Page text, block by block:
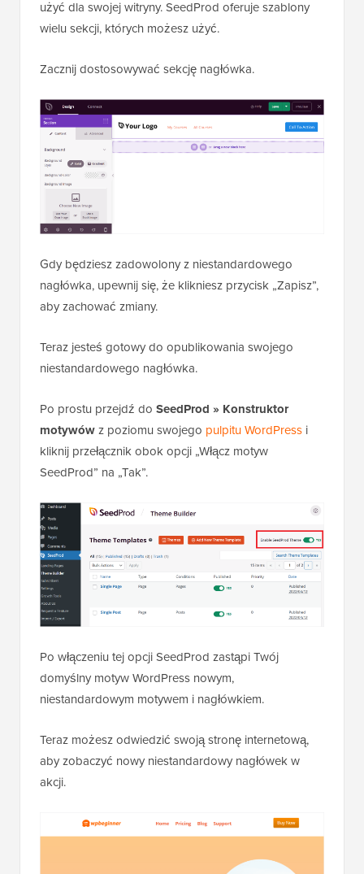
użyć dla swojej witryny. SeedProd oferuje szablony
wielu sekcji, których możesz użyć.
Zacznij dostosowywać sekcję nagłówka.
Gdy będziesz zadowolony z niestandardowego
nagłówka, upewnij się, że klikniesz przycisk „Zapisz”,
aby zachować zmiany.
Teraz jesteś gotowy do opublikowania swojego
niestandardowego nagłówka.
Po prostu przejdź do SeedProd » Konstruktor
motywówz poziomu swojego pulpitu WordPress i
kliknij przełącznik obok opcji „Włącz motyw
SeedProd” na „Tak”.
Po włączeniu tej opcji SeedProd zastąpi Twój
domyślny motyw WordPress nowym,
niestandardowym motywem i nagłówkiem.
Teraz możesz odwiedzić swoją stronę internetową,
aby zobaczyć nowy niestandardowy nagłówek w
akcji.